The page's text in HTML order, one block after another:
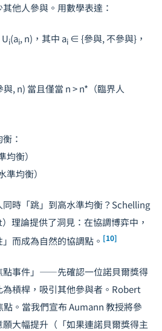
他人參與。用數學表達：
i(ai, n)，其中 ai ∈ {參與, 不參與}，
與, n) 當且僅當 n > n*（臨界人
：
衡）
均衡）
時「跳」到高水準均衡？Schelling
理論提供了洞見：在協調博弈中，
而成為自然的協調點。 [10]
點事件」——先確認一位諾貝爾獎得
槓桿，吸引其他參與者。Robert
。當我們宣布 Aumann 教授將參
大幅提升（「如果連諾貝爾獎得主